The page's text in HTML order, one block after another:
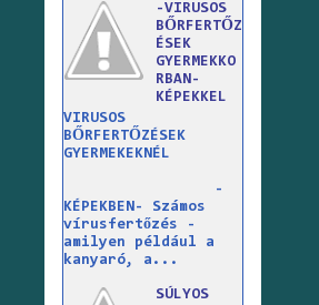
-VIRUSOS
BŐRFERTŐZ
ÉSEK
GYERMEKKO
RBAN-
KÉPEKKEL
VIRUSOS
BŐRFERTŐZÉSEK
GYERMEKEKNÉL
-
KÉPEKBEN- Számos
vírusfertőzés -
amilyen például a
kanyaró, a...
SÚLYOS